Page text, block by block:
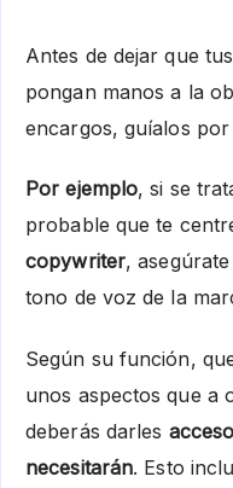
Antes de dejar que
pongan manos a la
encargos, guíalos
Por ejemplo, si se
probable que te
copywriter,
tono de voz de la
Según su función,
unos aspectos que a
deberás darles
necesitarán. Esto